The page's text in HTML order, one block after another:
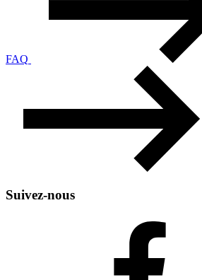
FAQ
Suivez-nous